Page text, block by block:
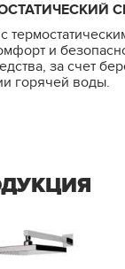
и
за счет
горячей воды.